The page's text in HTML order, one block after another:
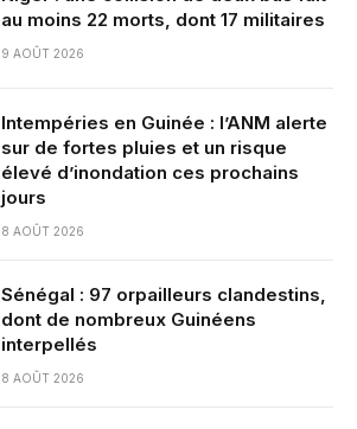
au moins 22 morts, dont 17 militaires
9 AOÛT 2026
Intempéries en Guinée : l’ANM alerte
sur de fortes pluies et un risque
élevé d’inondation ces prochains
jours
8 AOÛT 2026
Sénégal : 97 orpailleurs clandestins,
dont de nombreux Guinéens
interpellés
8 AOÛT 2026